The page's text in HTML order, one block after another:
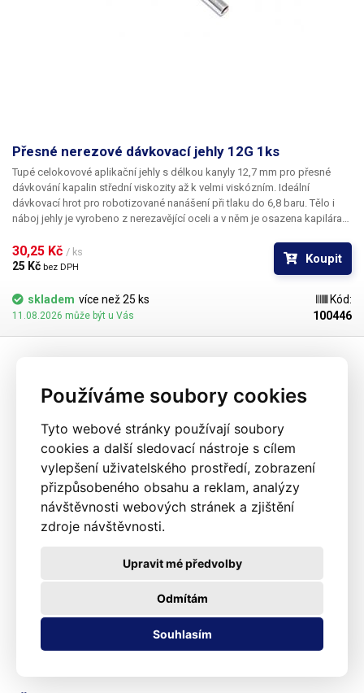
Používáme soubory cookies
Tyto webové stránky používají soubory
cookies a další sledovací nástroje s cílem
vylepšení uživatelského prostředí, zobrazení
přizpůsobeného obsahu a reklam, analýzy
návštěvnosti webových stránek a zjištění
zdroje návštěvnosti.
Souhlasím
Odmítám
Upravit mé předvolby
Přesné nerezové dávkovací jehly 12G 1ks
Tupé celokovové aplikační jehly s délkou kanyly 12,7 mm pro přesné
dávkování kapalin střední viskozity až k velmi viskózním. Ideální
dávkovací hrot pro robotizované nanášení při tlaku do 6,8 baru. Tělo i
náboj jehly je vyrobeno z nerezavějící oceli a v něm je osazena kapilára
povrchu a přesné dodržení vnitřních průměrů jehly a proto je povrch
kapiláry elektrolyticky leštěn.
30,25 Kč / ks
25 Kč bez DPH
Koupit
skladem více než 25 ks
11.08.2026 může být u Vás
Kód:
100446